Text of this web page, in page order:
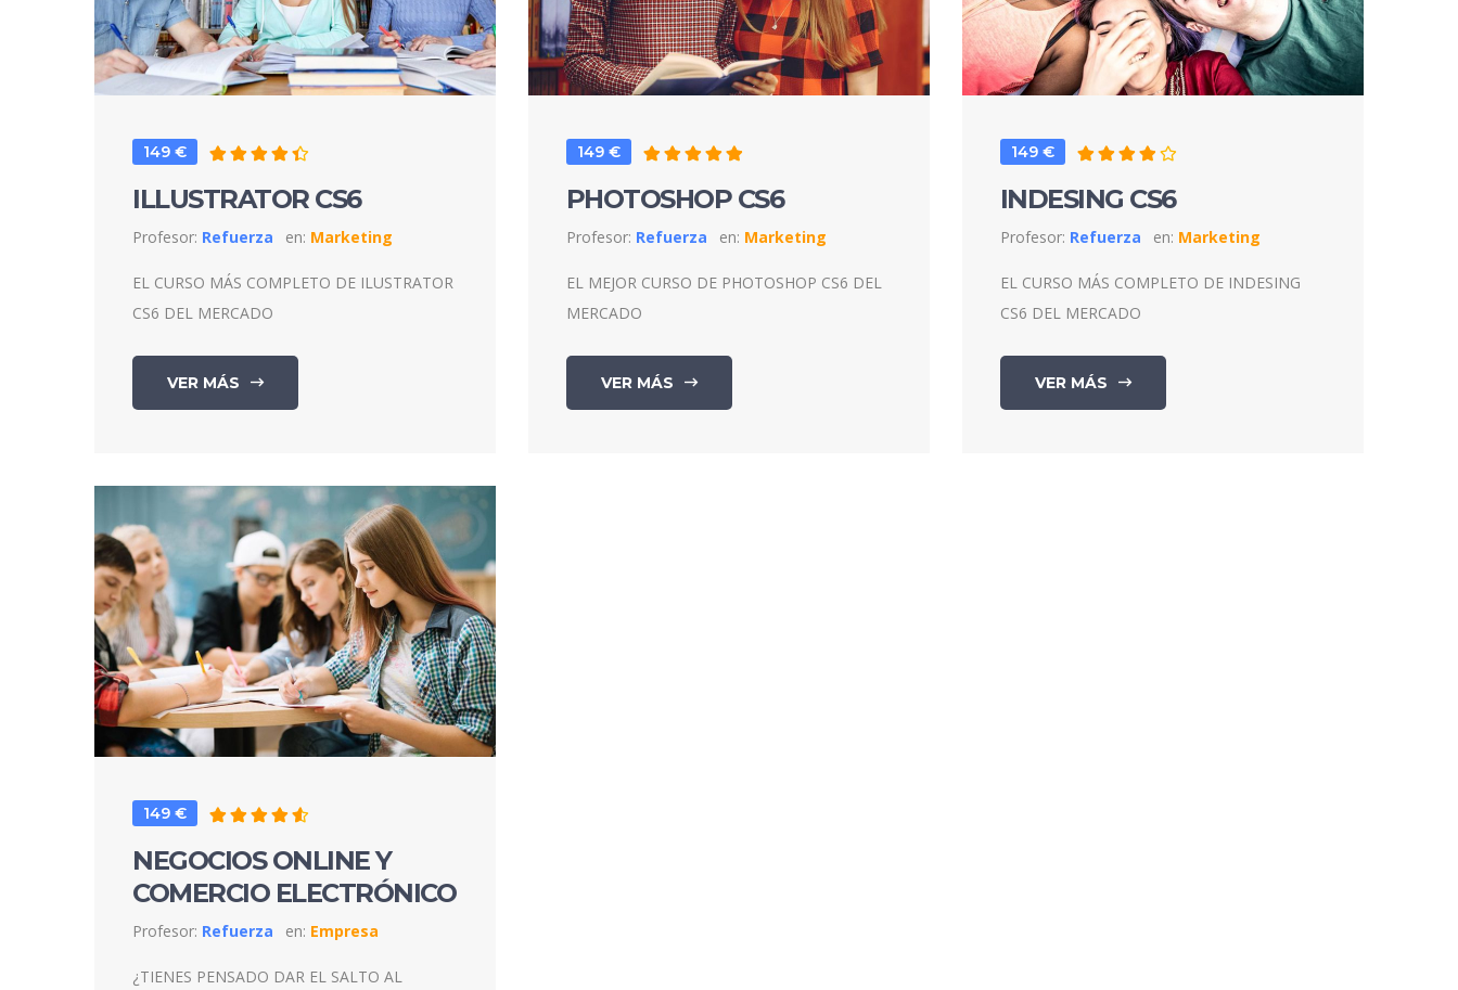
149 €
ILLUSTRATOR CS6
Profesor: Refuerza en: Marketing
EL CURSO MÁS COMPLETO DE ILUSTRATOR
CS6 DEL MERCADO
VER MÁS
149 €
PHOTOSHOP CS6
Profesor: Refuerza en: Marketing
EL MEJOR CURSO DE PHOTOSHOP CS6 DEL
MERCADO
VER MÁS
149 €
INDESING CS6
Profesor: Refuerza en: Marketing
EL CURSO MÁS COMPLETO DE INDESING
CS6 DEL MERCADO
VER MÁS
149 €
NEGOCIOS ONLINE Y
COMERCIO ELECTRÓNICO
Profesor: Refuerza en: Empresa
¿TIENES PENSADO DAR EL SALTO AL